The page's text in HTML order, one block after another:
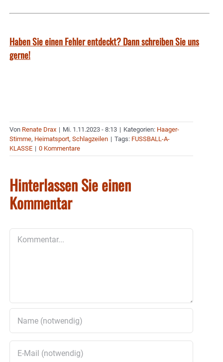
Haben Sie einen Fehler entdeckt? Dann schreiben Sie uns
gerne!
Von Renate Drax | Mi. 1.11.2023 - 8:13 | Kategorien: Haager-
Stimme, Heimatsport, Schlagzeilen | Tags: FUSSBALL-A-
KLASSE | 0 Kommentare
Hinterlassen Sie einen
Kommentar